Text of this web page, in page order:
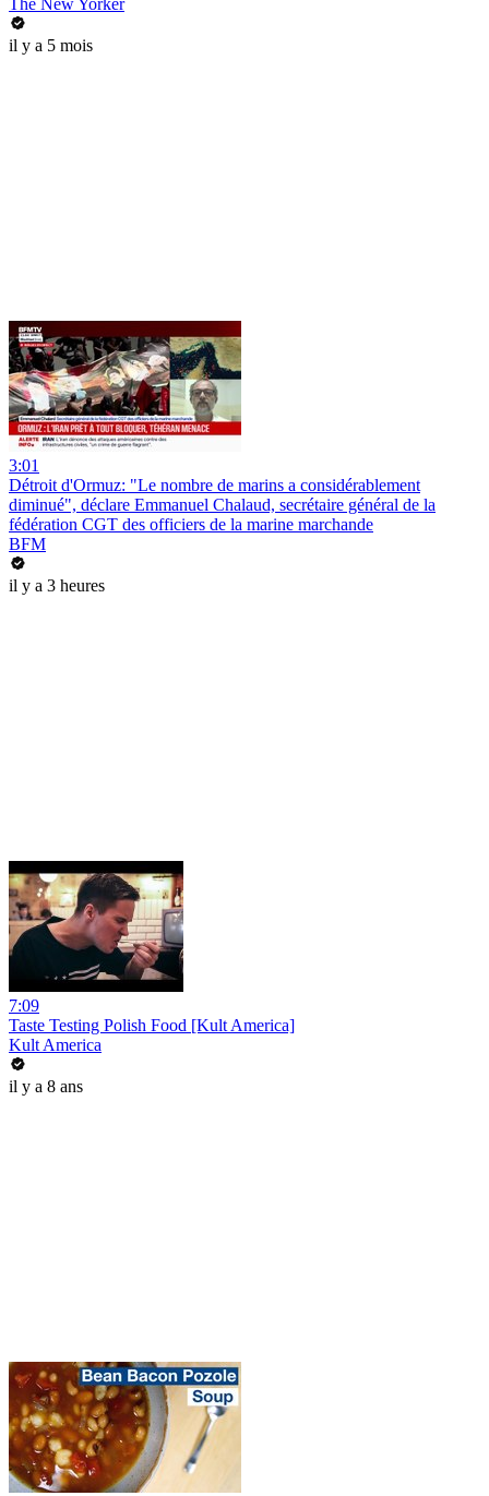
The New Yorker
il y a 5 mois
3:01
Détroit d'Ormuz: "Le nombre de marins a considérablement
diminué", déclare Emmanuel Chalaud, secrétaire général de la
fédération CGT des officiers de la marine marchande
BFM
il y a 3 heures
7:09
Taste Testing Polish Food [Kult America]
Kult America
il y a 8 ans